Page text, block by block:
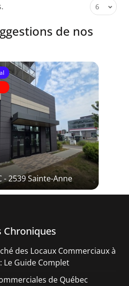
6
de nos
- 2539 Sainte-Anne
Chroniques
des Locaux Commerciaux à
Le Guide Complet
de Québec